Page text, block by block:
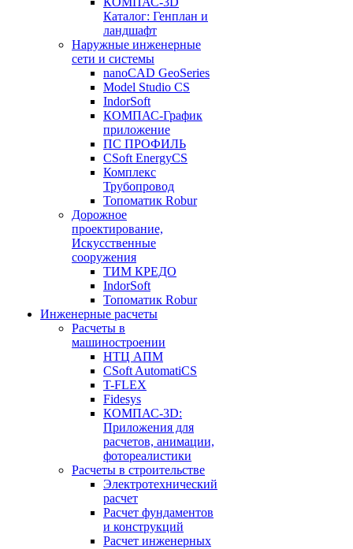
Каталог: Генплан и
ландшафт
Наружные инженерные
сети и системы
nanoCAD GeoSeries
Model Studio CS
IndorSoft
КОМПАС-График
приложение
ПС ПРОФИЛЬ
CSoft EnergyCS
Комплекс
Трубопровод
Топоматик Robur
Дорожное
проектирование,
Искусственные
сооружения
ТИМ КРЕДО
IndorSoft
Топоматик Robur
Инженерные расчеты
Расчеты в
машиностроении
НТЦ АПМ
CSoft AutomatiCS
T-FLEX
Fidesys
КОМПАС-3D:
Приложения для
расчетов, анимации,
фотореалистики
Расчеты в строительстве
Электротехнический
расчет
Расчет фундаментов
и конструкций
Расчет инженерных